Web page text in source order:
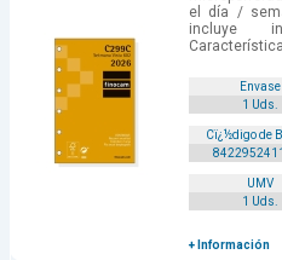
el día /
incluye
Envase
1 Uds.
Cï¿½digo de
UMV
1 Uds.
+ Información